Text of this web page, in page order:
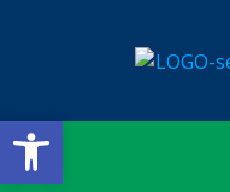
Barra de Ferramentas Aberta